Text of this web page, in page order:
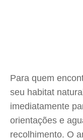
Para quem
seu habitat
imediatamente
orientações e
recolhimento. O